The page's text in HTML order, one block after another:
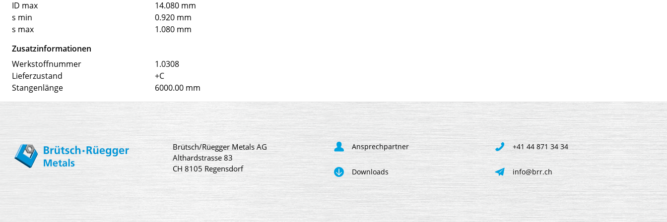
ID max
14.080 mm
s min
0.920 mm
s max
1.080 mm
Zusatzinformationen
Werkstoffnummer
1.0308
Lieferzustand
+C
Stangenlänge
6000.00 mm
Brütsch/Rüegger Metals AG
Althardstrasse 83
CH 8105 Regensdorf
Ansprechpartner +41 44 871 34 34
Downloads info@brr.ch